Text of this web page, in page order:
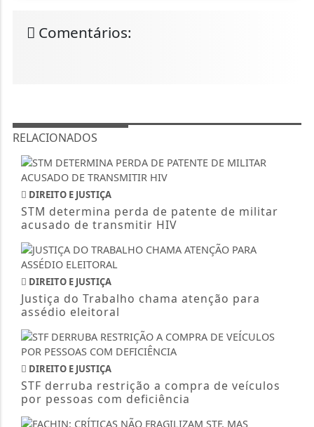
Comentários:
RELACIONADOS
DIREITO E JUSTIÇA
STM determina perda de patente de militar
acusado de transmitir HIV
DIREITO E JUSTIÇA
Justiça do Trabalho chama atenção para
assédio eleitoral
DIREITO E JUSTIÇA
STF derruba restrição a compra de veículos
por pessoas com deficiência